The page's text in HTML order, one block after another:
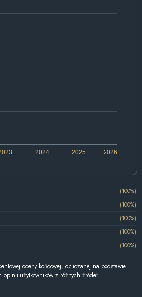
2024 2026
2025
(100%)
(100%)
(100%)
(100%)
(100%)
oceny końcowej, obliczanej na podstawie
użytkowników z różnych źródeł.